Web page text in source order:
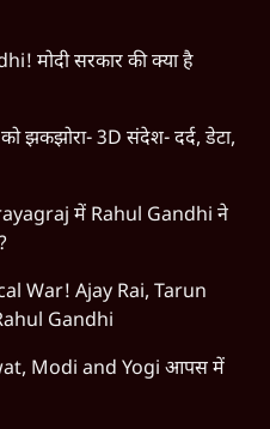
मोदी सरकार की क्या है
झकझोरा- 3D संदेश- दर्द, डेटा,
में Rahul Gandhi ने
War! Ajay Rai, Tarun
Gandhi
Modi and Yogi आपस में